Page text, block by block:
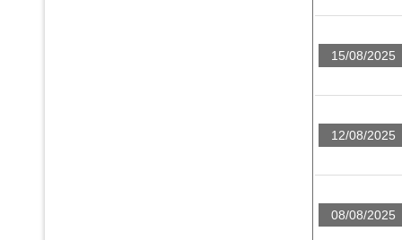
15/08/2025
12/08/2025
08/08/2025